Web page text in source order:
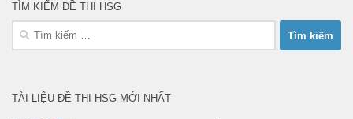
TÌM KIẾM ĐỀ THI HSG
Tìm
TÀI LIỆU ĐỀ THI HSG MỚI NHẤT